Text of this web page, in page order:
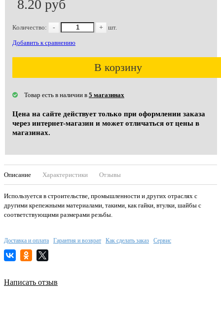
8.20 руб
Количество: - + шт.
Добавить к сравнению
В корзину
Товар есть в наличии в 5 магазинах
Цена на сайте действует только при оформлении заказа
через интернет-магазин и может отличаться от цены в
магазинах.
Описание Характеристики Отзывы
Используется в строительстве, промышленности и других отраслях с
другими крепежными материалами, такими, как гайки, втулки, шайбы с
соответствующими размерами резьбы.
Доставка и оплата Гарантия и возврат Как сделать заказ Сервис
Написать отзыв